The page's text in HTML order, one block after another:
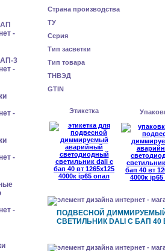
3
Страна производства
ТУ
Серия
Тип засветки
Тип товара
ТНВЭД
GTIN
Этикетка
ПОДВЕСНОЙ
СВЕТИЛЬНИК DALI С БАП 40